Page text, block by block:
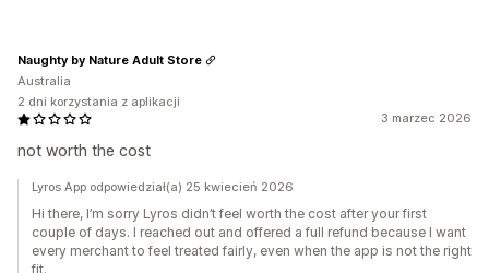
3 marzec 2026
not worth the cost
Naughty by Nature Adult Store
Australia
2 dni korzystania z aplikacji
Lyros App odpowiedział(a) 25 kwiecień 2026
Hi there, I’m sorry Lyros didn’t feel worth the cost after your first
couple of days. I reached out and offered a full refund because I want
every merchant to feel treated fairly, even when the app is not the right
fit.